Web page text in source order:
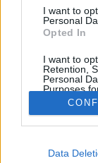
I want to
Personal
Opted In
I want to
Retention,
Personal
Purposes
Opted Out
Data
FAQ Bitte...
Thema
Forum:
Tipps
Moin
Quests,
Thema
Archiv